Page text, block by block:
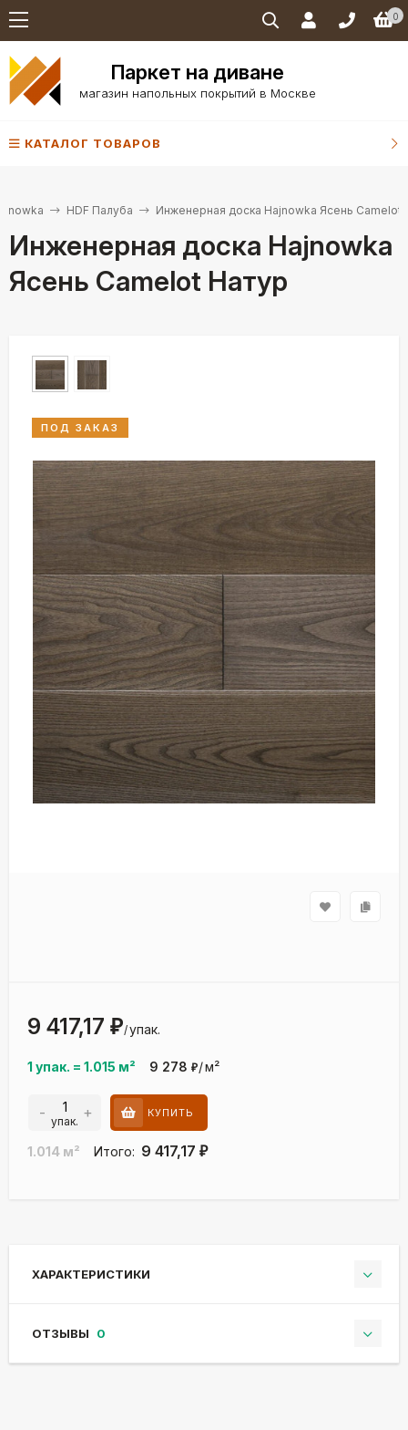
0
Паркет на диване
магазин напольных покрытий в Москве
КАТАЛОГ ТОВАРОВ
HDF Палуба Инженерная доска Hajnowka Ясень Camelot
Инженерная доска Hajnowka
Ясень Camelot Натур
ПОД ЗАКАЗ
1 упак. = 1.015 м² 9 278 ₽/м²
9 417,17 ₽/упак.
- упак. + КУПИТЬ
1.014 м² Итого: 9 417,17 ₽
ХАРАКТЕРИСТИКИ
ОТЗЫВЫ 0